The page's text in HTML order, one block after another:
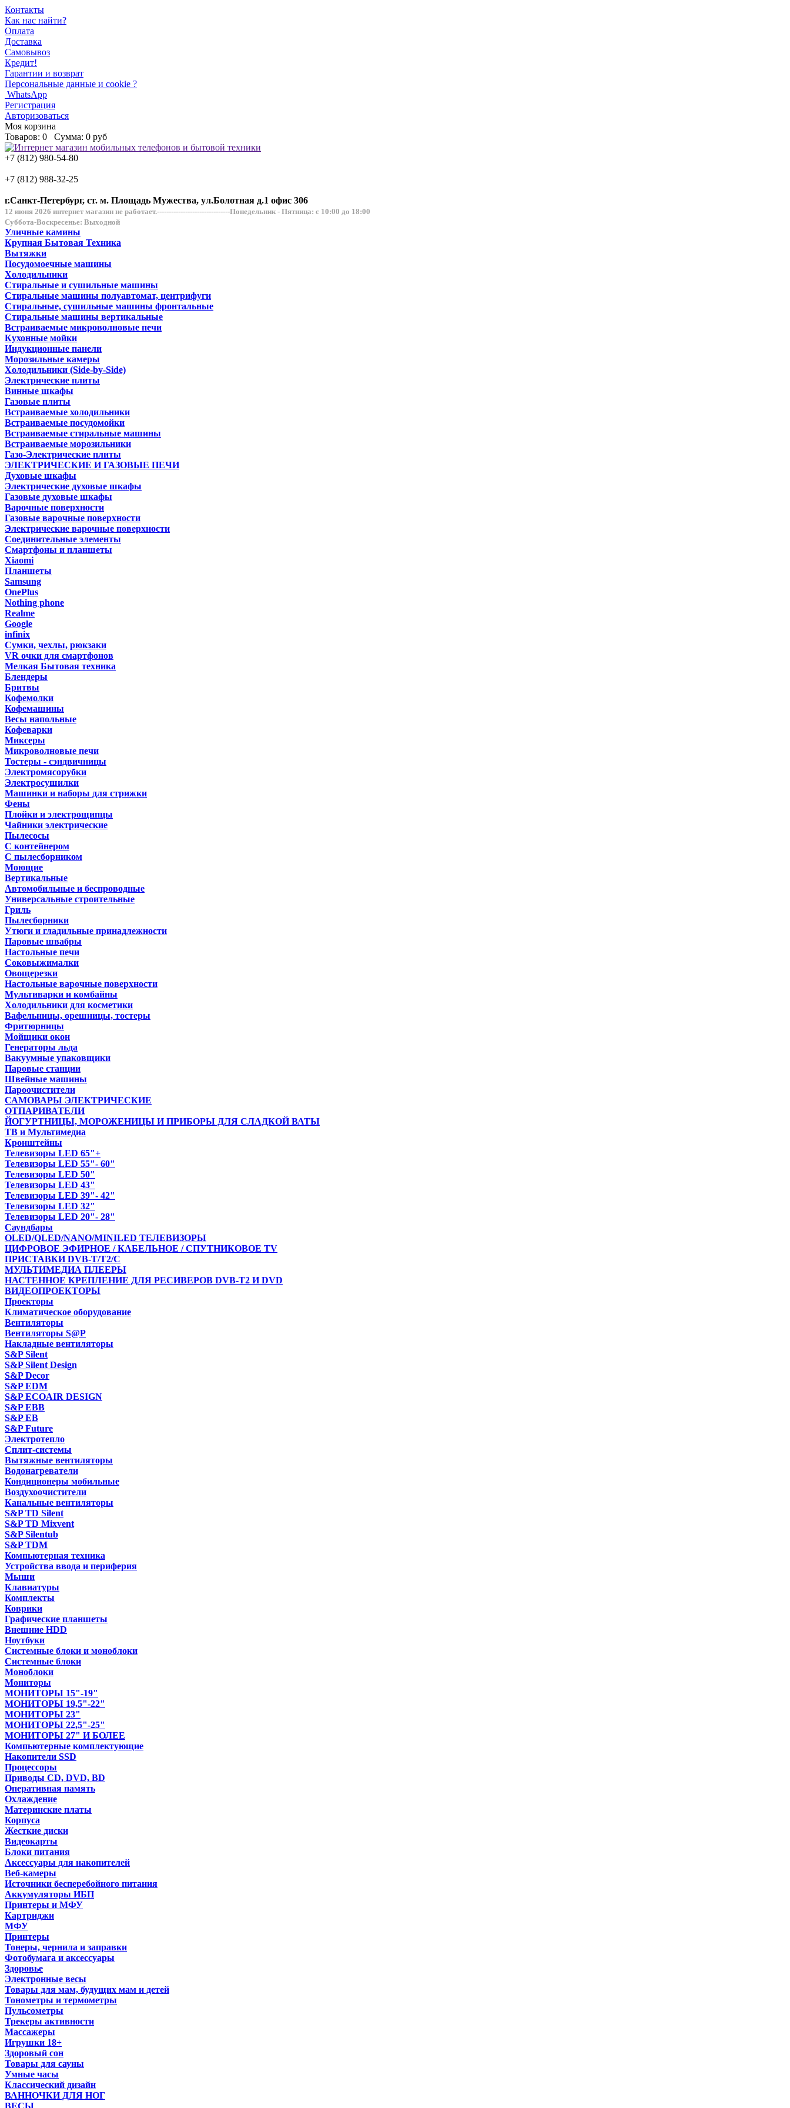
Контакты
Как нас найти?
Оплата
Доставка
Самовывоз
Кредит!
Гарантии и возврат
Персональные данные и cookie ?
WhatsApp
Регистрация
Авторизоваться
Моя корзина
Товаров: 0 Сумма: 0 руб
+7 (812) 980-54-80
+7 (812) 988-32-25
г.Санкт-Петербург, ст. м. Площадь Мужества, ул.Болотная д.1 офис 306
12 июня 2026 интернет магазин не работает.-------------------------------Понедельник - Пятница: с 10:00 до 18:00
Суббота-Воскресенье: Выходной
Уличные камины
Крупная Бытовая Техника
Вытяжки
Посудомоечные машины
Холодильники
Стиральные и сушильные машины
Стиральные машины полуавтомат, центрифуги
Стиральные, сушильные машины фронтальные
Стиральные машины вертикальные
Встраиваемые микроволновые печи
Кухонные мойки
Индукционные панели
Морозильные камеры
Холодильники (Side-by-Side)
Электрические плиты
Винные шкафы
Газовые плиты
Встраиваемые холодильники
Встраиваемые посудомойки
Встраиваемые стиральные машины
Встраиваемые морозильники
Газо-Электрические плиты
ЭЛЕКТРИЧЕСКИЕ И ГАЗОВЫЕ ПЕЧИ
Духовые шкафы
Электрические духовые шкафы
Газовые духовые шкафы
Варочные поверхности
Газовые варочные поверхности
Электрические варочные поверхности
Соединительные элементы
Смартфоны и планшеты
Xiaomi
Планшеты
Samsung
OnePlus
Nothing phone
Realme
Google
infinix
Сумки, чехлы, рюкзаки
VR очки для смартфонов
Мелкая Бытовая техника
Блендеры
Бритвы
Кофемолки
Кофемашины
Весы напольные
Кофеварки
Миксеры
Микроволновые печи
Тостеры - сэндвичницы
Электромясорубки
Электросушилки
Машинки и наборы для стрижки
Фены
Плойки и электрощипцы
Чайники электрические
Пылесосы
С контейнером
С пылесборником
Моющие
Вертикальные
Автомобильные и беспроводные
Универсальные строительные
Гриль
Пылесборники
Утюги и гладильные принадлежности
Паровые швабры
Настольные печи
Соковыжималки
Овощерезки
Настольные варочные поверхности
Мультиварки и комбайны
Холодильники для косметики
Вафельницы, орешницы, тостеры
Фритюрницы
Мойщики окон
Генераторы льда
Вакуумные упаковщики
Паровые станции
Швейные машины
Пароочистители
САМОВАРЫ ЭЛЕКТРИЧЕСКИЕ
ОТПАРИВАТЕЛИ
ЙОГУРТНИЦЫ, МОРОЖЕНИЦЫ И ПРИБОРЫ ДЛЯ СЛАДКОЙ ВАТЫ
ТВ и Мультимедиа
Кронштейны
Телевизоры LED 65"+
Телевизоры LED 55"- 60"
Телевизоры LED 50"
Телевизоры LED 43"
Телевизоры LED 39"- 42"
Телевизоры LED 32"
Телевизоры LED 20"- 28"
Саундбары
OLED/QLED/NANO/MINILED ТЕЛЕВИЗОРЫ
ЦИФРОВОЕ ЭФИРНОЕ / КАБЕЛЬНОЕ / СПУТНИКОВОЕ TV
ПРИСТАВКИ DVB-T/T2/С
МУЛЬТИМЕДИА ПЛЕЕРЫ
НАСТЕННОЕ КРЕПЛЕНИЕ ДЛЯ РЕСИВЕРОВ DVB-T2 И DVD
ВИДЕОПРОЕКТОРЫ
Проекторы
Климатическое оборудование
Вентиляторы
Вентиляторы S@P
Накладные вентиляторы
S&P Silent
S&P Silent Design
S&P Decor
S&P EDM
S&P ECOAIR DESIGN
S&P EBB
S&P EB
S&P Future
Электротепло
Сплит-системы
Вытяжные вентиляторы
Водонагреватели
Кондиционеры мобильные
Воздухоочистители
Канальные вентиляторы
S&P TD Silent
S&P TD Mixvent
S&P Silentub
S&P TDM
Компьютерная техника
Устройства ввода и периферия
Мыши
Клавиатуры
Комплекты
Коврики
Графические планшеты
Внешние HDD
Ноутбуки
Системные блоки и моноблоки
Системные блоки
Моноблоки
Мониторы
МОНИТОРЫ 15"-19"
МОНИТОРЫ 19,5"-22"
МОНИТОРЫ 23"
МОНИТОРЫ 22,5"-25"
МОНИТОРЫ 27" И БОЛЕЕ
Компьютерные комплектующие
Накопители SSD
Процессоры
Приводы CD, DVD, BD
Оперативная память
Охлаждение
Материнские платы
Корпуса
Жесткие диски
Видеокарты
Блоки питания
Аксессуары для накопителей
Веб-камеры
Источники бесперебойного питания
Аккумуляторы ИБП
Принтеры и МФУ
Картриджи
МФУ
Принтеры
Тонеры, чернила и заправки
Фотобумага и аксессуары
Здоровье
Электронные весы
Товары для мам, будущих мам и детей
Тонометры и термометры
Пульсометры
Трекеры активности
Массажеры
Игрушки 18+
Здоровый сон
Товары для сауны
Умные часы
Классический дизайн
ВАННОЧКИ ДЛЯ НОГ
ВЕСЫ